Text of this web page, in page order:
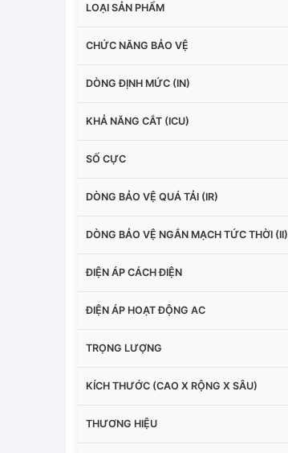
LOẠI SẢN PHẨM
CHỨC NĂNG BẢO VỆ
DÒNG ĐỊNH MỨC (IN)
KHẢ NĂNG CẮT (ICU)
SỐ CỰC
DÒNG BẢO VỆ QUÁ TẢI (IR)
DÒNG BẢO VỆ NGẮN MẠCH TỨC THỜI (II)
ĐIỆN ÁP CÁCH ĐIỆN
ĐIỆN ÁP HOẠT ĐỘNG AC
TRỌNG LƯỢNG
KÍCH THƯỚC (CAO X RỘNG X SÂU)
THƯƠNG HIỆU